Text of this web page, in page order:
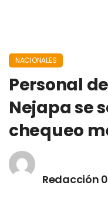
NACIONALES
Personal
Nejapa se
chequeo
Redacción